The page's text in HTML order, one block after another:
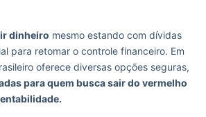
dinheiro mesmo estando com dívidas
para retomar o controle financeiro. Em
oferece diversas opções seguras,
para quem busca sair do vermelho